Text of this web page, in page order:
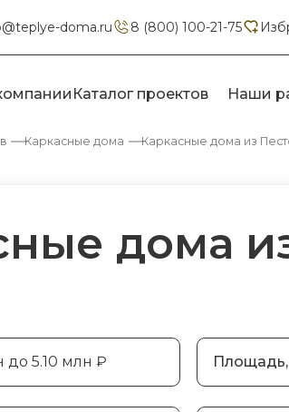
doma.ru 8 (800) 100-21-75
Каталог проектов Наши
Каркасные дома Каркасные дома из
дома
до 5.10 млн ₽